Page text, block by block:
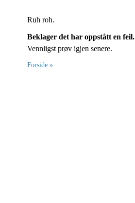
Ruh roh.
Beklager det har oppstått en feil.
Vennligst prøv igjen senere.
Forside »